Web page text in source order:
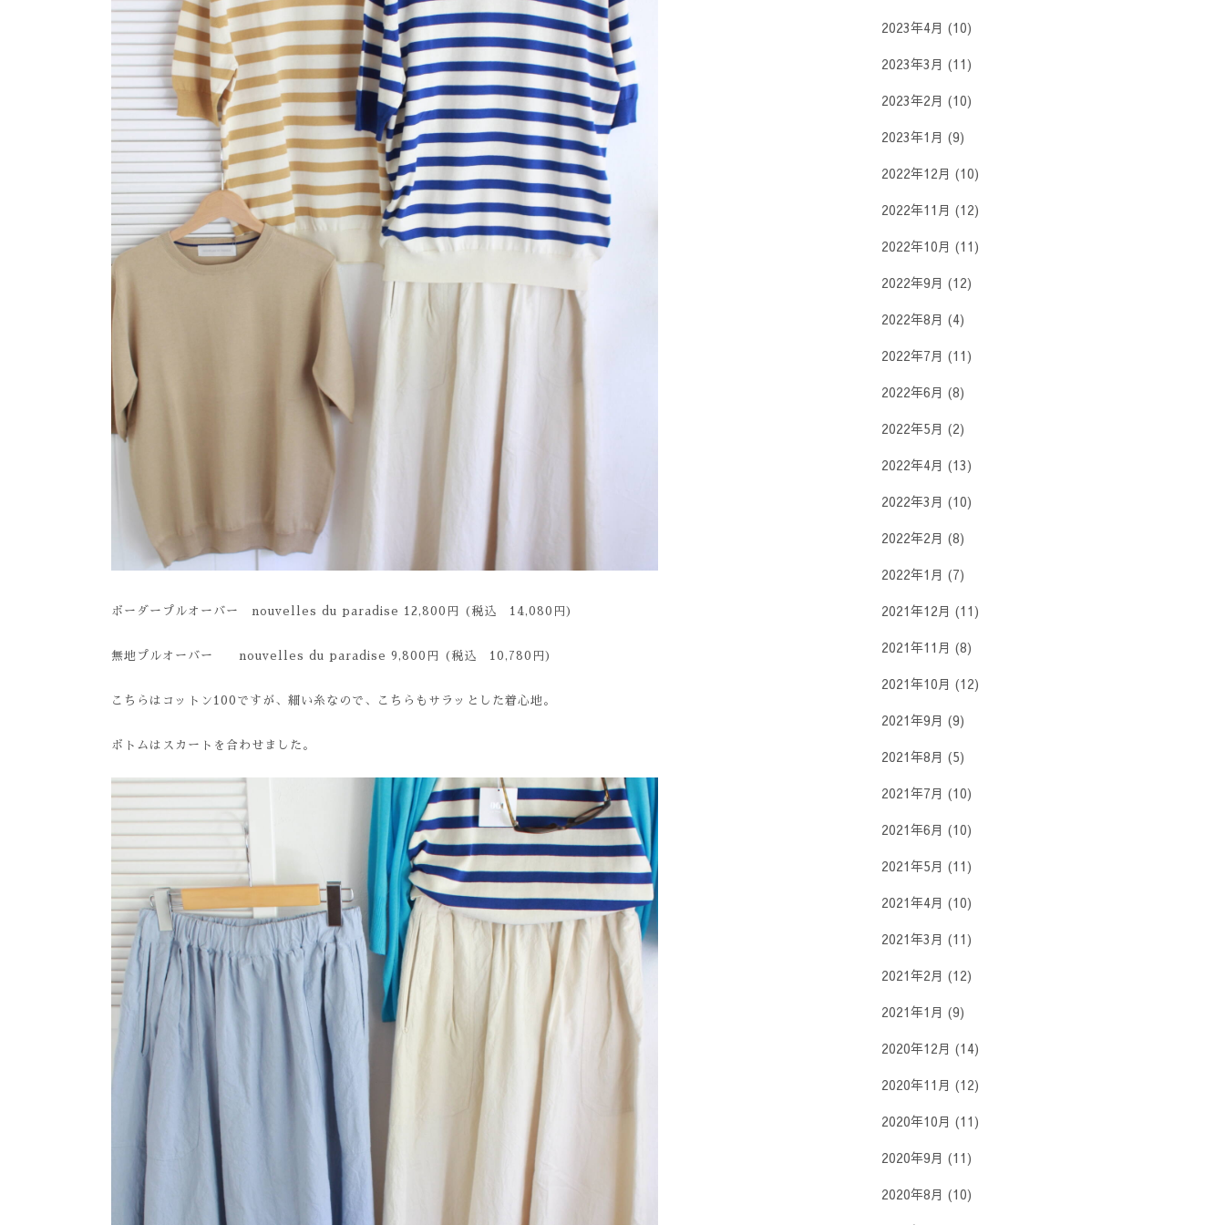
ボーダープルオーバー nouvelles du paradise 12,800円 (税込 14,080円)
無地プルオーバー nouvelles du paradise 9,800円 (税込 10,780円)
こちらはコットン100ですが、細い糸なので、こちらもサラッとした着心地。
ボトムはスカートを合わせました。
2023年4月 (10)
2023年3月 (11)
2023年2月 (10)
2023年1月 (9)
2022年12月 (10)
2022年11月 (12)
2022年10月 (11)
2022年9月 (12)
2022年8月 (4)
2022年7月 (11)
2022年6月 (8)
2022年5月 (2)
2022年4月 (13)
2022年3月 (10)
2022年2月 (8)
2022年1月 (7)
2021年12月 (11)
2021年11月 (8)
2021年10月 (12)
2021年9月 (9)
2021年8月 (5)
2021年7月 (10)
2021年6月 (10)
2021年5月 (11)
2021年4月 (10)
2021年3月 (11)
2021年2月 (12)
2021年1月 (9)
2020年12月 (14)
2020年11月 (12)
2020年10月 (11)
2020年9月 (11)
2020年8月 (10)